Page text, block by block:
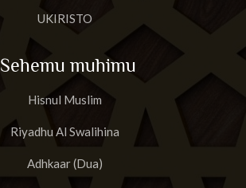
UKIRISTO
Sehemu muhimu
Hisnul Muslim
Riyadhu Al Swalihina
Adhkaar (Dua)